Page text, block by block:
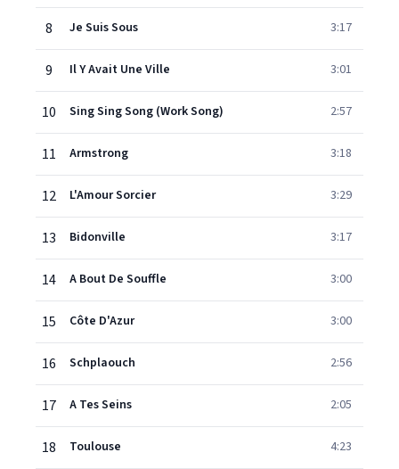
8 Je Suis Sous 3:17
9 Il Y Avait Une Ville 3:01
10 Sing Sing Song (Work Song) 2:57
11 Armstrong 3:18
12 L'Amour Sorcier 3:29
13 Bidonville 3:17
14 A Bout De Souffle 3:00
15 Côte D'Azur 3:00
16 Schplaouch 2:56
17 A Tes Seins 2:05
18 Toulouse 4:23